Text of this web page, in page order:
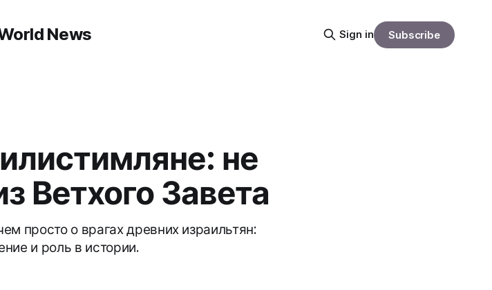
News Sign in Subscribe
не
Ветхого Завета
просто о врагах древних израильтян:
и роль в истории.